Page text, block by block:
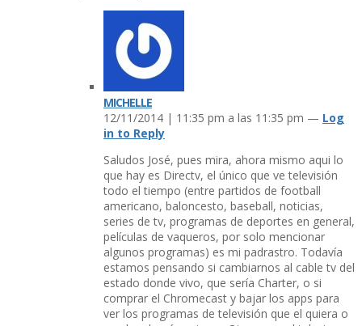
MICHELLE
12/11/2014 | 11:35 pm a las 11:35 pm — Log
in to Reply
Saludos José, pues mira, ahora mismo aqui lo
que hay es Directv, el único que ve televisión
todo el tiempo (entre partidos de football
americano, baloncesto, baseball, noticias,
series de tv, programas de deportes en general,
pelí­culas de vaqueros, por solo mencionar
algunos programas) es mi padrastro. Todaví­a
estamos pensando si cambiarnos al cable tv del
estado donde vivo, que serí­a Charter, o si
comprar el Chromecast y bajar los apps para
ver los programas de televisión que el quiera o